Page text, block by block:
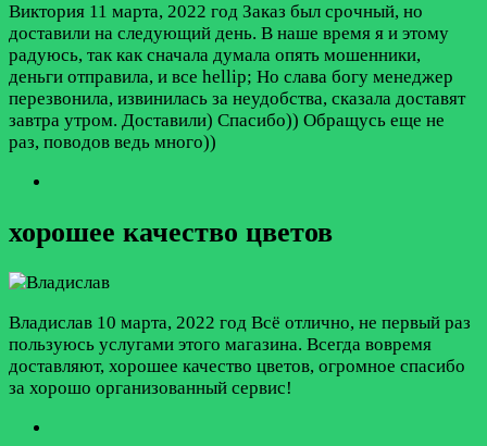
Виктория 11 марта, 2022 год Заказ был срочный, но
доставили на следующий день. В наше время я и этому
радуюсь, так как сначала думала опять мошенники,
деньги отправила, и все hellip; Но слава богу менеджер
перезвонила, извинилась за неудобства, сказала доставят
завтра утром. Доставили) Спасибо)) Обращусь еще не
раз, поводов ведь много))
хорошее качество цветов
Владислав 10 марта, 2022 год Всё отлично, не первый раз
пользуюсь услугами этого магазина. Всегда вовремя
доставляют, хорошее качество цветов, огромное спасибо
за хорошо организованный сервис!